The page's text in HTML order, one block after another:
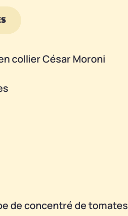
collier César Moroni
de concentré de tomates